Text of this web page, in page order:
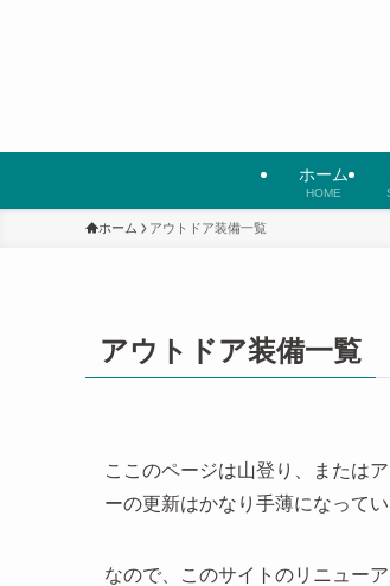
ホーム
HOME
ホーム アウトドア装備一覧
アウトドア装備一覧
ここのページは山登り、または
ーの更新はかなり手薄になって
なので、このサイトのリニュー